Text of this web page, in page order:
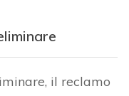
il reclamo